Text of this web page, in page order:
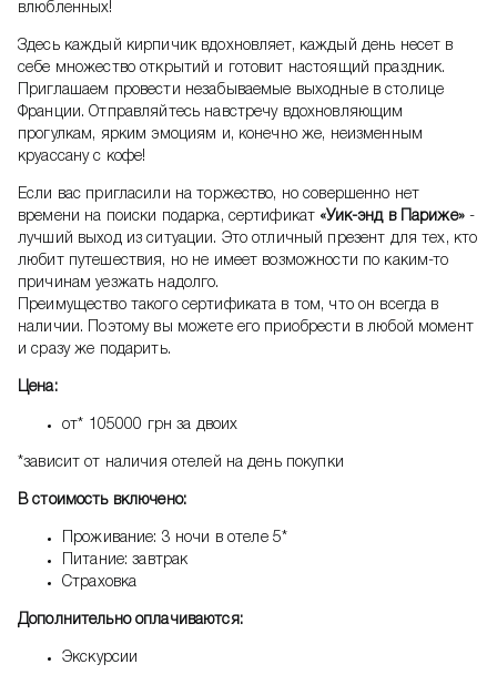
влюбленных!
Здесь каждый кирпичик вдохновляет, каждый день несет в
себе множество открытий и готовит настоящий праздник.
Приглашаем провести незабываемые выходные в столице
Франции. Отправляйтесь навстречу вдохновляющим
прогулкам, ярким эмоциям и, конечно же, неизменным
круассану с кофе!
Если вас пригласили на торжество, но совершенно нет
времени на поиски подарка, сертификат «Уик-энд в Париже»-
лучший выход из ситуации. Это отличный презент для тех, кто
любит путешествия, но не имеет возможности по каким-то
причинам уезжать надолго.
Преимущество такого сертификата в том, что он всегда в
наличии. Поэтому вы можете его приобрести в любой момент
и сразу же подарить.
Цена:
от* 105000 грн за двоих
*зависит от наличия отелей на день покупки
В стоимость включено:
Проживание: 3 ночи в отеле 5*
Питание: завтрак
Страховка
Дополнительно оплачиваются:
Экскурсии